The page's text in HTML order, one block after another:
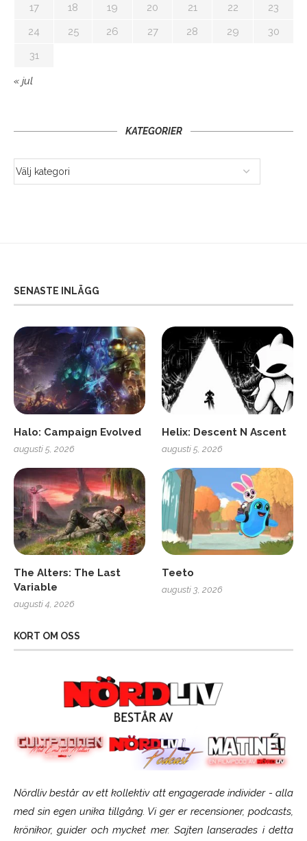
17
18 19 20 21 22
23
24
25 26 27 28 29
30
31
« jul
KATEGORIER
SENASTE INLÄGG
Halo: Campaign Evolved
augusti 5, 2026
Helix: Descent N Ascent
augusti 5, 2026
The Alters: The Last
Variable
augusti 4, 2026
Teeto
augusti 3, 2026
KORT OM OSS
Nördliv består av ett kollektiv att engagerade individer - alla
med sin egen unika tillgång. Vi ger er recensioner, podcasts,
krönikor, guider och mycket mer. Sajten lanserades i detta